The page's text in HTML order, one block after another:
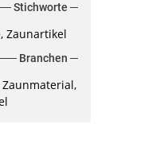
Stichworte
Zaunartikel
Branchen